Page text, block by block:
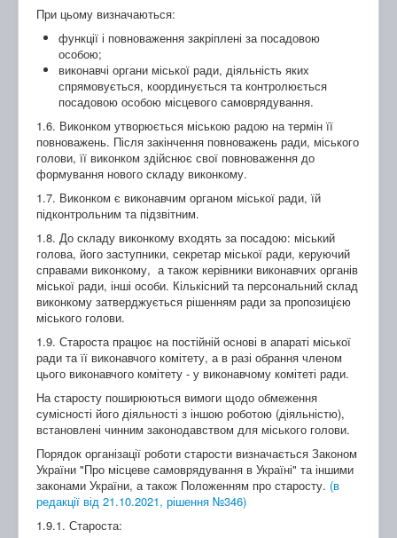
При цьому визначаються:
функції і повноваження закріплені за посадовою
особою;
виконавчі органи міської ради, діяльність яких
спрямовується, координується та контролюється
посадовою особою місцевого самоврядування.
1.6. Виконком утворюється міською радою на термін її
повноважень. Після закінчення повноважень ради, міського
голови, її виконком здійснює свої повноваження до
формування нового складу виконкому.
1.7. Виконком є виконавчим органом міської ради, їй
підконтрольним та підзвітним.
1.8. До складу виконкому входять за посадою: міський
голова, його заступники, секретар міської ради, керуючий
справами виконкому, а також керівники виконавчих органів
міської ради, інші особи. Кількісний та персональний склад
виконкому затверджується рішенням ради за пропозицією
міського голови.
1.9. Староста працює на постійній основі в апараті міської
ради та її виконавчого комітету, а в разі обрання членом
цього виконавчого комітету - у виконавчому комітеті ради.
На старосту поширюються вимоги щодо обмеження
сумісності його діяльності з іншою роботою (діяльністю),
встановлені чинним законодавством для міського голови.
Порядок організації роботи старости визначається Законом
України "Про місцеве самоврядування в Україні" та іншими
законами України, а також Положенням про старосту. (в
редакції від 21.10.2021, рішення №346)
1.9.1. Староста: